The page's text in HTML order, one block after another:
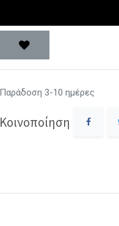
Παράδοση 3-10 ημέρες
Κοινοποίηση